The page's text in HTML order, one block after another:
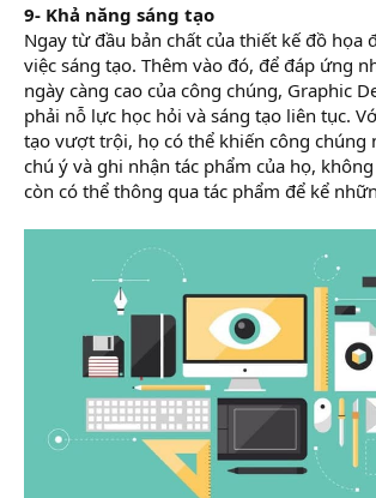
9- Khả năng sáng tạo
Ngay từ đầu bản chất của thiết kế đồ họa
việc sáng tạo. Thêm vào đó, để đáp ứng
ngày càng cao của công chúng, Graphic
phải nỗ lực học hỏi và sáng tạo liên tục.
tạo vượt trội, họ có thể khiến công chúng
chú ý và ghi nhận tác phẩm của họ,
còn có thể thông qua tác phẩm để kể